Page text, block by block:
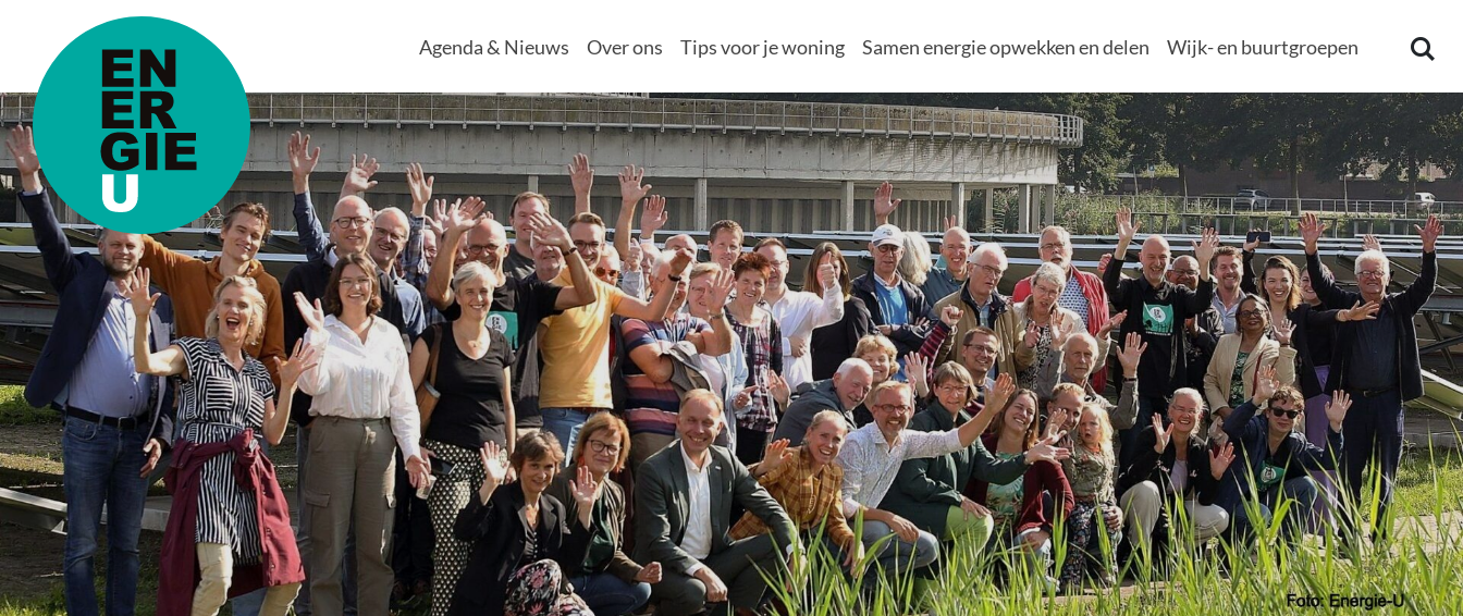
Agenda & Nieuws Over ons Tips voor je woning Samen energie opwekken en delen Wijk- en buurtgroepen